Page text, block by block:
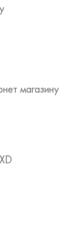
магазину